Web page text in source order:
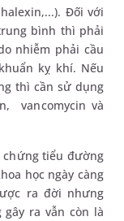
Đối với
bình thì phải
nhiễm phải cầu
kỵ khí. Nếu
thì cần sử dụng
vancomycin và
chứng tiểu đường
học ngày càng
ra đời nhưng
ra vẫn còn là